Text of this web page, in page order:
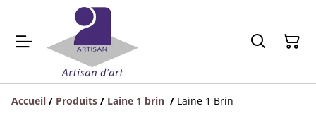
Accueil / Produits / Laine 1 brin / Laine 1 Brin